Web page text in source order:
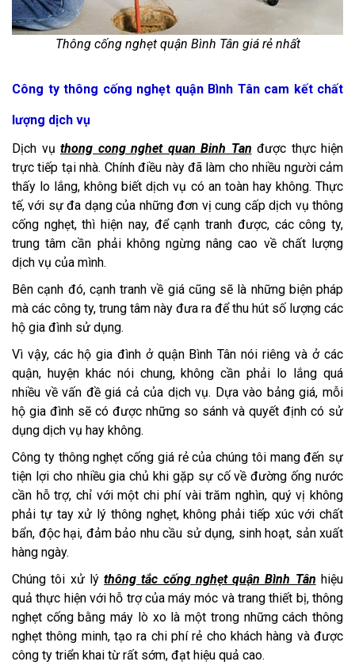
Thông cống nghẹt quận Bình Tân giá rẻ nhất
Công ty thông cống nghẹt quận Bình Tân cam kết chất
lượng dịch vụ
Dịch vụ thong cong nghet quan Binh Tan được thực hiện
trực tiếp tại nhà. Chính điều này đã làm cho nhiều người cảm
thấy lo lắng, không biết dịch vụ có an toàn hay không. Thực
tế, với sự đa dạng của những đơn vị cung cấp dịch vụ thông
cống nghẹt, thì hiện nay, để cạnh tranh được, các công ty,
trung tâm cần phải không ngừng nâng cao về chất lượng
dịch vụ của mình.
Bên cạnh đó, cạnh tranh về giá cũng sẽ là những biện pháp
mà các công ty, trung tâm này đưa ra để thu hút số lượng các
hộ gia đình sử dụng.
Vì vậy, các hộ gia đình ở quận Bình Tân nói riêng và ở các
quận, huyện khác nói chung, không cần phải lo lắng quá
nhiều về vấn đề giá cả của dịch vụ. Dựa vào bảng giá, mỗi
hộ gia đình sẽ có được những so sánh và quyết định có sử
dụng dịch vụ hay không.
Công ty thông nghẹt cống giá rẻ của chúng tôi mang đến sự
tiện lợi cho nhiều gia chủ khi gặp sự cố về đường ống nước
cần hỗ trợ, chỉ với một chi phí vài trăm nghìn, quý vị không
phải tự tay xử lý thông nghẹt, không phải tiếp xúc với chất
bẩn, độc hại, đảm bảo nhu cầu sử dụng, sinh hoạt, sản xuất
hàng ngày.
Chúng tôi xử lýthông tắc cống nghẹt quận Bình Tân hiệu
quả thực hiện với hỗ trợ của máy móc và trang thiết bị, thông
nghẹt cống bằng máy lò xo là một trong những cách thông
nghẹt thông minh, tạo ra chi phí rẻ cho khách hàng và được
công ty triển khai từ rất sớm, đạt hiệu quả cao.